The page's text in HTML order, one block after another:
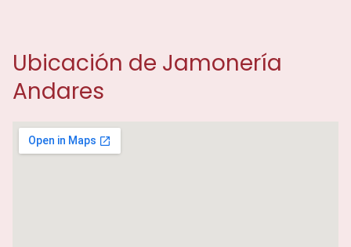
Ubicación de Jamonería
Andares